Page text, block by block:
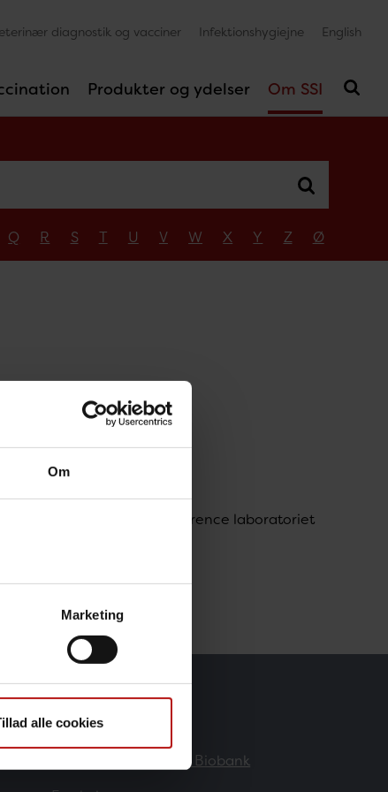
Om
Marketing
alle cookies
Produkter og ydelser Om SSI
diagnostik og vacciner Infektionshygiejne English
Q R S T U V W X Y Z Ø
og svampe / Reference laboratoriet
Forskere
Danmarks Nationale Biobank